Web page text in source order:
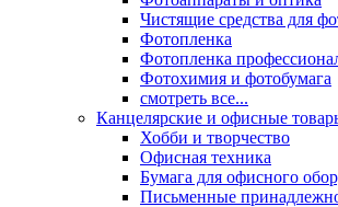
Чистящие средства для
Фотопленка
Фотопленка
Фотохимия и фотобумага
смотреть все...
Канцелярские и офисные
Хобби и творчество
Офисная техника
Бумага для офисного
Письменные